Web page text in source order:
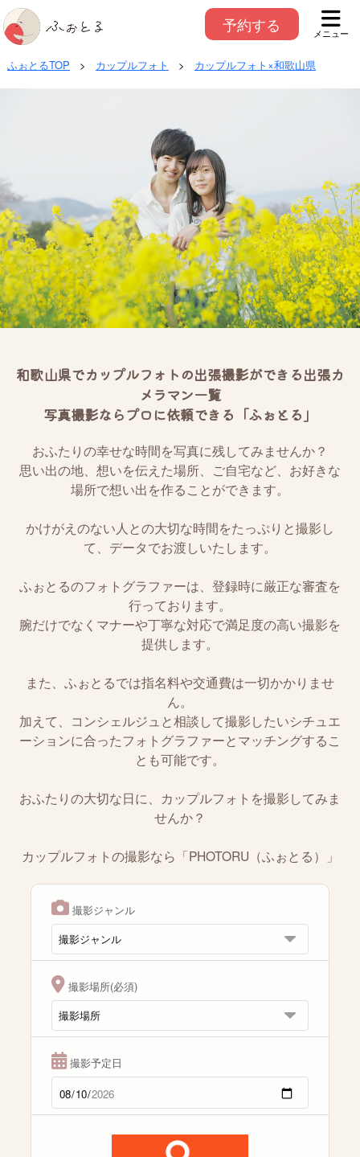
予約する メニュー
ふぉとるTOP > カップルフォト > カップルフォト×和歌山県
和歌山県でカップルフォトの出張撮影ができる出張カ
メラマン一覧
写真撮影ならプロに依頼できる「ふぉとる」
おふたりの幸せな時間を写真に残してみませんか？
思い出の地、想いを伝えた場所、ご自宅など、お好きな
場所で想い出を作ることができます。
かけがえのない人との大切な時間をたっぷりと撮影し
て、データでお渡しいたします。
ふぉとるのフォトグラファーは、登録時に厳正な審査を
行っております。
腕だけでなくマナーや丁寧な対応で満足度の高い撮影を
提供します。
また、ふぉとるでは指名料や交通費は一切かかりませ
ん。
加えて、コンシェルジュと相談して撮影したいシチュエ
ーションに合ったフォトグラファーとマッチングするこ
とも可能です。
おふたりの大切な日に、カップルフォトを撮影してみま
せんか？
カップルフォトの撮影なら「PHOTORU（ふぉとる）」
撮影ジャンル
撮影場所(必須)
撮影予定日